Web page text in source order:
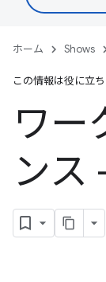
ホーム Shows
この情報は役に立
ワー
ンス